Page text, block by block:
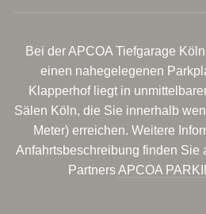
Bei der APCOA Tiefgarage
einen nahegelegenen
Klapperhof liegt in
Sälen Köln, die Sie innerhalb
Meter) erreichen. Weitere
Anfahrtsbeschreibung finden Sie
PartnersAPCOA